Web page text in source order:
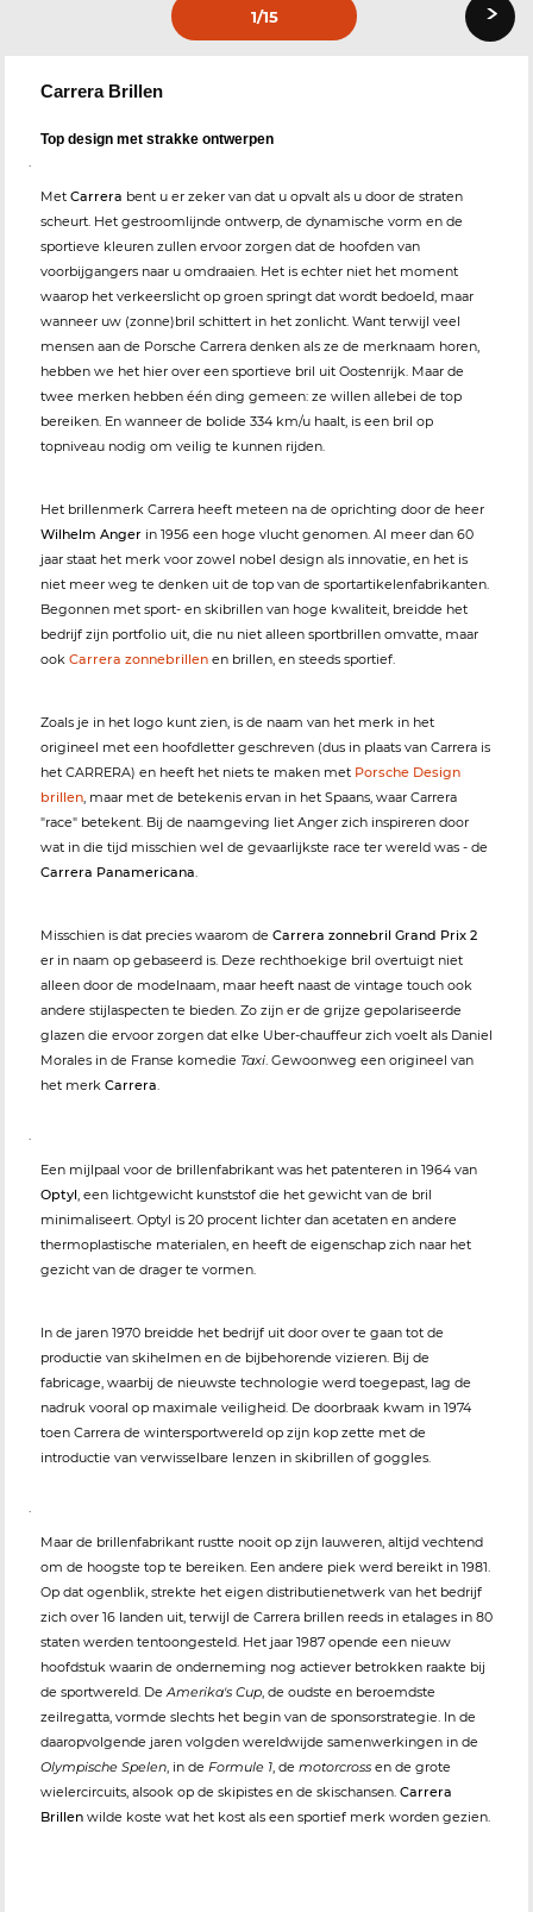
1/15 ›
Carrera Brillen
Top design met strakke ontwerpen
.
Met Carrera bent u er zeker van dat u opvalt als u door de straten
scheurt. Het gestroomlijnde ontwerp, de dynamische vorm en de
sportieve kleuren zullen ervoor zorgen dat de hoofden van
voorbijgangers naar u omdraaien. Het is echter niet het moment
waarop het verkeerslicht op groen springt dat wordt bedoeld, maar
wanneer uw (zonne)bril schittert in het zonlicht. Want terwijl veel
mensen aan de Porsche Carrera denken als ze de merknaam horen,
hebben we het hier over een sportieve bril uit Oostenrijk. Maar de
twee merken hebben één ding gemeen: ze willen allebei de top
bereiken. En wanneer de bolide 334 km/u haalt, is een bril op
topniveau nodig om veilig te kunnen rijden.
Het brillenmerk Carrera heeft meteen na de oprichting door de heer
Wilhelm Anger in 1956 een hoge vlucht genomen. Al meer dan 60
jaar staat het merk voor zowel nobel design als innovatie, en het is
niet meer weg te denken uit de top van de sportartikelenfabrikanten.
Begonnen met sport- en skibrillen van hoge kwaliteit, breidde het
bedrijf zijn portfolio uit, die nu niet alleen sportbrillen omvatte, maar
ook Carrera zonnebrillen en brillen, en steeds sportief.
Zoals je in het logo kunt zien, is de naam van het merk in het
origineel met een hoofdletter geschreven (dus in plaats van Carrera is
het CARRERA) en heeft het niets te maken met Porsche Design
brillen, maar met de betekenis ervan in het Spaans, waar Carrera
"race" betekent. Bij de naamgeving liet Anger zich inspireren door
wat in die tijd misschien wel de gevaarlijkste race ter wereld was - de
Carrera Panamericana.
Misschien is dat precies waarom de Carrera zonnebril Grand Prix 2
er in naam op gebaseerd is. Deze rechthoekige bril overtuigt niet
alleen door de modelnaam, maar heeft naast de vintage touch ook
andere stijlaspecten te bieden. Zo zijn er de grijze gepolariseerde
glazen die ervoor zorgen dat elke Uber-chauffeur zich voelt als Daniel
Morales in de Franse komedie Taxi. Gewoonweg een origineel van
het merk Carrera.
.
Een mijlpaal voor de brillenfabrikant was het patenteren in 1964 van
Optyl, een lichtgewicht kunststof die het gewicht van de bril
minimaliseert. Optyl is 20 procent lichter dan acetaten en andere
thermoplastische materialen, en heeft de eigenschap zich naar het
gezicht van de drager te vormen.
In de jaren 1970 breidde het bedrijf uit door over te gaan tot de
productie van skihelmen en de bijbehorende vizieren. Bij de
fabricage, waarbij de nieuwste technologie werd toegepast, lag de
nadruk vooral op maximale veiligheid. De doorbraak kwam in 1974
toen Carrera de wintersportwereld op zijn kop zette met de
introductie van verwisselbare lenzen in skibrillen of goggles.
.
Maar de brillenfabrikant rustte nooit op zijn lauweren, altijd vechtend
om de hoogste top te bereiken. Een andere piek werd bereikt in 1981.
Op dat ogenblik, strekte het eigen distributienetwerk van het bedrijf
zich over 16 landen uit, terwijl de Carrera brillen reeds in etalages in 80
staten werden tentoongesteld. Het jaar 1987 opende een nieuw
hoofdstuk waarin de onderneming nog actiever betrokken raakte bij
de sportwereld. DeAmerika's Cup, de oudste en beroemdste
zeilregatta, vormde slechts het begin van de sponsorstrategie. In de
daaropvolgende jaren volgden wereldwijde samenwerkingen in de
Olympische Spelen, in de Formule 1, de motorcross en de grote
wielercircuits, alsook op de skipistes en de skischansen. Carrera
Brillen wilde koste wat het kost als een sportief merk worden gezien.